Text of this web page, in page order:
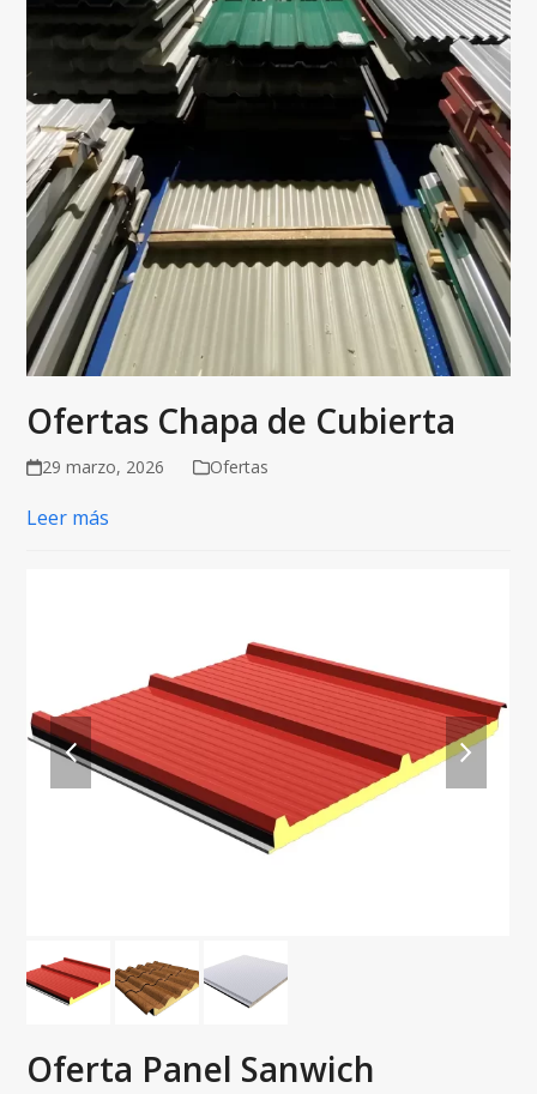
Ofertas Chapa de Cubierta
29 marzo, 2026 Ofertas
Leer más
previous
slide
next
slide
Oferta Panel Sanwich